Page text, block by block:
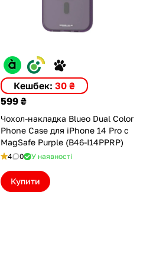
Кешбек: 30 ₴
599 ₴
Чохол-накладка Blueo Dual Color
Phone Case для iPhone 14 Pro с
MagSafe Purple (B46-I14PPRP)
4 0 У наявності
Купити